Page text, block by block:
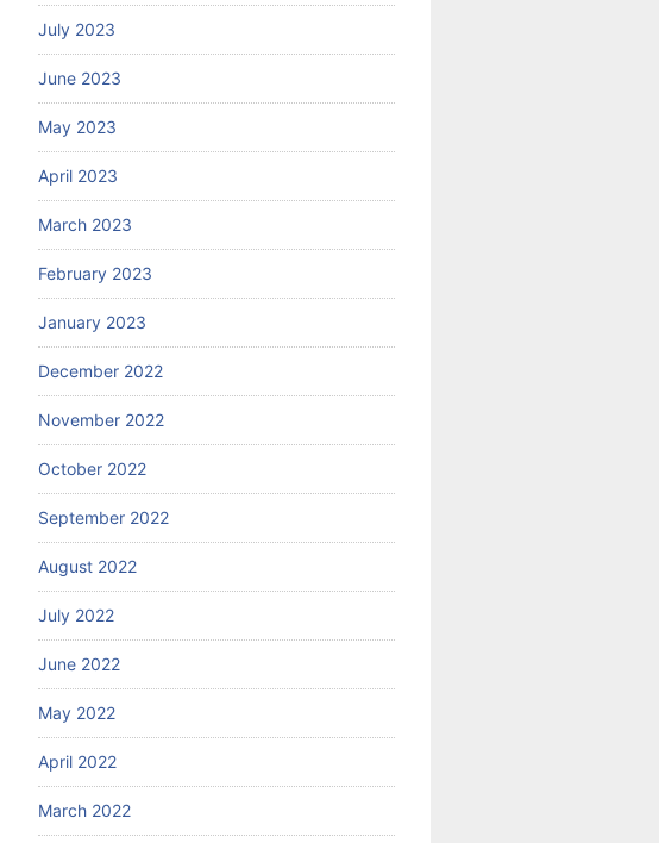
July 2023
June 2023
May 2023
April 2023
March 2023
February 2023
January 2023
December 2022
November 2022
October 2022
September 2022
August 2022
July 2022
June 2022
May 2022
April 2022
March 2022